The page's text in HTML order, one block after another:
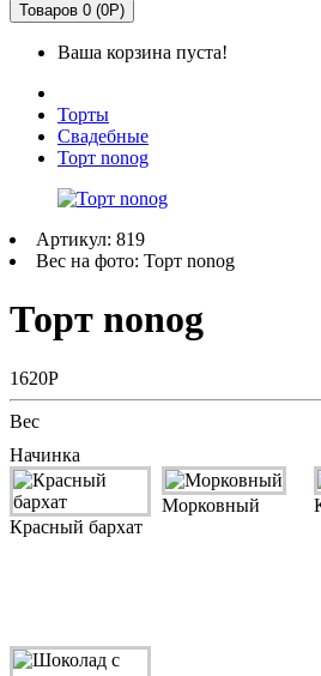
Товаров 0 (0Р)
Ваша корзина пуста!
Торты
Свадебные
Торт nonog
Артикул: 819
Вес на фото: Торт nonog
Торт nonog
1620Р
Вес
Начинка
Красный бархат
Морковный